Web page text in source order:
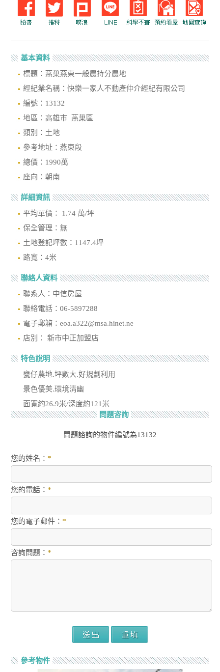
基本資料
標題：燕巢燕東一般農持分農地
經紀業名稱：快樂一家人不動產仲介經紀有限公司
編號：13132
地區：高雄市 燕巢區
類別：土地
參考地址：燕東段
總價：1990萬
座向：朝南
詳細資訊
平均單價： 1.74 萬/坪
保全管理：無
土地登記坪數：1147.4坪
路寬：4米
聯絡人資料
聯系人：中信房屋
聯絡電話：06-5897288
電子郵箱：eoa.a322@msa.hinet.ne
店別： 新市中正加盟店
特色說明
甕仔農地.坪數大.好規劃利用
景色優美.環境清幽
面寬約26.9米/深度約121米
問題咨詢
問題諮詢的物件編號為13132
您的姓名：*
您的電話：*
您的電子郵件：*
咨詢問題：*
參考物件